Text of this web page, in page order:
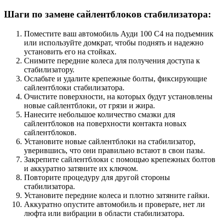
Шаги по замене сайлентблоков стабилизатора:
Поместите ваш автомобиль Ауди 100 С4 на подъемник
или используйте домкрат, чтобы поднять и надежно
установить его на стойках.
Снимите передние колеса для получения доступа к
стабилизатору.
Ослабьте и удалите крепежные болты, фиксирующие
сайлентблоки стабилизатора.
Очистите поверхности, на которых будут установлены
новые сайлентблоки, от грязи и жира.
Нанесите небольшое количество смазки для
сайлентблоков на поверхности контакта новых
сайлентблоков.
Установите новые сайлентблоки на стабилизатор,
уверившись, что они правильно встают в свои пазы.
Закрепите сайлентблоки с помощью крепежных болтов
и аккуратно затяните их ключом.
Повторите процедуру для другой стороны
стабилизатора.
Установите передние колеса и плотно затяните гайки.
Аккуратно опустите автомобиль и проверьте, нет ли
люфта или вибрации в области стабилизатора.